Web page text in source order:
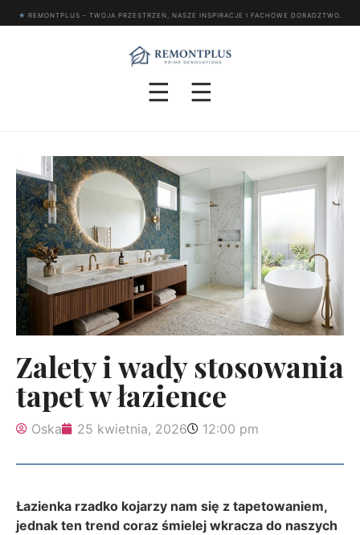
★ REMONTPLUS – TWOJA PRZESTRZEŃ, NASZE INSPIRACJE I FACHOWE DORADZTWO.
☰ ☰
Zalety i wady stosowania
tapet w łazience
Oska 25 kwietnia, 2026 12:00 pm
Łazienka rzadko kojarzy nam się z tapetowaniem,
jednak ten trend coraz śmielej wkracza do naszych